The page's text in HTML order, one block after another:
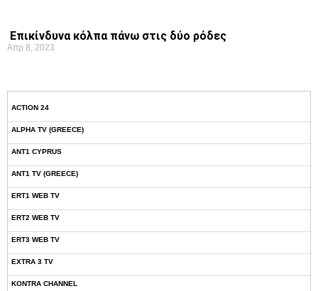
Επικίνδυνα κόλπα πάνω στις δύο ρόδες
Απρ 8, 2023
ACTION 24
ALPHA TV (GREECE)
ANT1 CYPRUS
ANT1 TV (GREECE)
ERT1 WEB TV
ERT2 WEB TV
ERT3 WEB TV
EXTRA 3 TV
KONTRA CHANNEL